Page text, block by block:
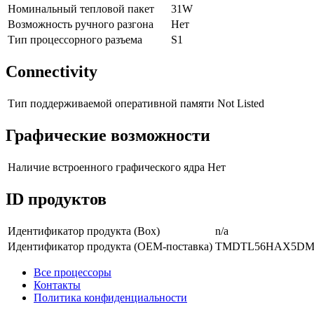
Номинальный тепловой пакет
31W
Возможность ручного разгона
Нет
Тип процессорного разъема
S1
Connectivity
Тип поддерживаемой оперативной памяти Not Listed
Графические возможности
Наличие встроенного графического ядра Нет
ID продуктов
Идентификатор продукта (Box)
n/a
Идентификатор продукта (OEM-поставка) TMDTL56HAX5DM
Все процессоры
Контакты
Политика конфиденциальности